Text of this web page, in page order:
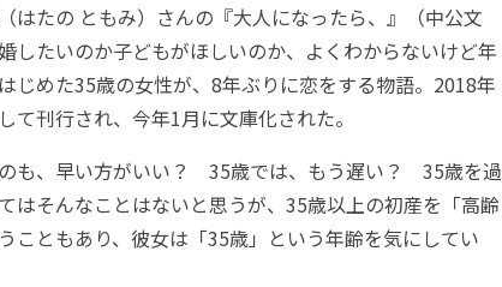
はたの ともみ）さんの『大人になったら、』（中公文
したいのか子どもがほしいのか、よくわからないけど年
じめた35歳の女性が、8年ぶりに恋をする物語。2018年
て刊行され、今年1月に文庫化された。
も、早い方がいい？ 35歳では、もう遅い？ 35歳を過
はそんなことはないと思うが、35歳以上の初産を「高齢
こともあり、彼女は「35歳」という年齢を気にしてい